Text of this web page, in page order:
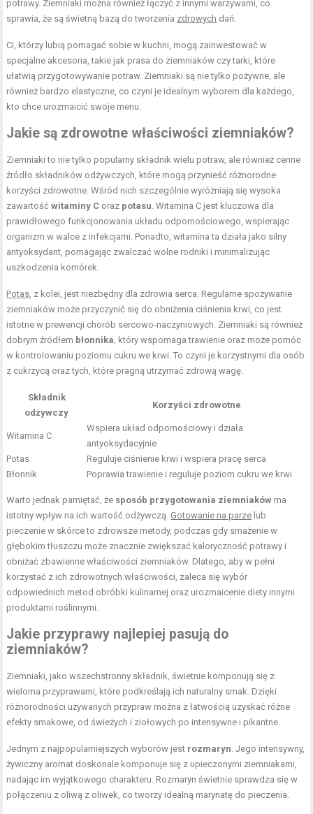
potrawy. Ziemniaki można również łączyć z innymi warzywami, co
sprawia, że są świetną bazą do tworzenia zdrowych dań.
Ci, którzy lubią pomagać sobie w kuchni, mogą zainwestować w
specjalne akcesoria, takie jak prasa do ziemniaków czy tarki, które
ułatwią przygotowywanie potraw. Ziemniaki są nie tylko pożywne, ale
również bardzo elastyczne, co czyni je idealnym wyborem dla każdego,
kto chce urozmaicić swoje menu.
Jakie są zdrowotne właściwości ziemniaków?
Ziemniaki to nie tylko popularny składnik wielu potraw, ale również cenne
źródło składników odżywczych, które mogą przynieść różnorodne
korzyści zdrowotne. Wśród nich szczególnie wyróżniają się wysoka
zawartośćwitaminy C oraz potasu. Witamina C jest kluczowa dla
prawidłowego funkcjonowania układu odpornościowego, wspierając
organizm w walce z infekcjami. Ponadto, witamina ta działa jako silny
antyoksydant, pomagając zwalczać wolne rodniki i minimalizując
uszkodzenia komórek.
Potas, z kolei, jest niezbędny dla zdrowia serca. Regularne spożywanie
ziemniaków może przyczynić się do obniżenia ciśnienia krwi, co jest
istotne w prewencji chorób sercowo-naczyniowych. Ziemniaki są również
dobrym źródłem błonnika, który wspomaga trawienie oraz może pomóc
w kontrolowaniu poziomu cukru we krwi. To czyni je korzystnymi dla osób
z cukrzycą oraz tych, które pragną utrzymać zdrową wagę.
Składnik
odżywczy
Korzyści zdrowotne
Witamina C
Wspiera układ odpornościowy i działa
antyoksydacyjnie
Potas
Reguluje ciśnienie krwi i wspiera pracę serca
Błonnik
Poprawia trawienie i reguluje poziom cukru we krwi
Warto jednak pamiętać, że sposób przygotowania ziemniaków ma
istotny wpływ na ich wartość odżywczą. Gotowanie na parze lub
pieczenie w skórce to zdrowsze metody, podczas gdy smażenie w
głębokim tłuszczu może znacznie zwiększać kaloryczność potrawy i
obniżać zbawienne właściwości ziemniaków. Dlatego, aby w pełni
korzystać z ich zdrowotnych właściwości, zaleca się wybór
odpowiednich metod obróbki kulinarnej oraz urozmaicenie diety innymi
produktami roślinnymi.
Jakie przyprawy najlepiej pasują do
ziemniaków?
Ziemniaki, jako wszechstronny składnik, świetnie komponują się z
wieloma przyprawami, które podkreślają ich naturalny smak. Dzięki
różnorodności używanych przypraw można z łatwością uzyskać różne
efekty smakowe, od świeżych i ziołowych po intensywne i pikantne.
Jednym z najpopularniejszych wyborów jest rozmaryn. Jego intensywny,
żywiczny aromat doskonale komponuje się z upieczonymi ziemniakami,
nadając im wyjątkowego charakteru. Rozmaryn świetnie sprawdza się w
połączeniu z oliwą z oliwek, co tworzy idealną marynatę do pieczenia.